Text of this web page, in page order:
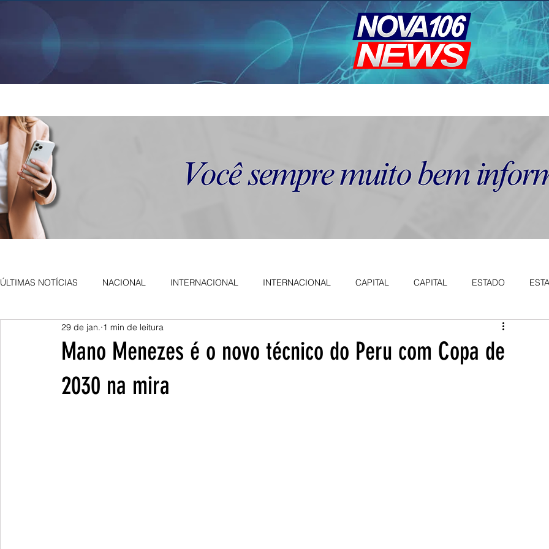
ÚLTIMAS NOTÍCIAS NACIONAL INTERNACIONAL INTERNACIONAL CAPITAL CAPITAL ESTADO
AGRO NEWS DESTAQUE
Mano Menezes é o novo técnico do Peru com Copa de
2030 na mira
29 de jan. 1 min de leitura